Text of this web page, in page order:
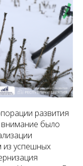
развития
было
из успешных